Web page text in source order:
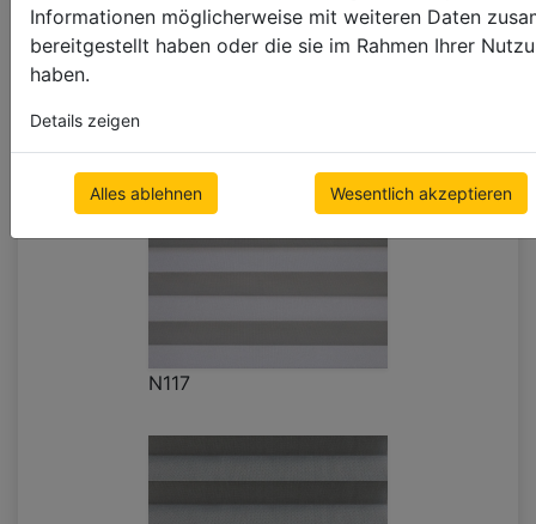
Informationen möglicherweise mit weiteren Daten
bereitgestellt haben oder die sie im Rahmen Ihrer
haben.
Details zeigen
Alles ablehnen Wesentlich akzeptieren
+10%
N117